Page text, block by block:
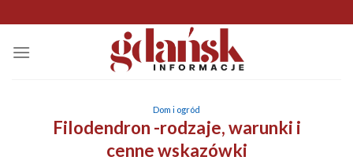
to
content
Dom i ogród
Filodendron -rodzaje, warunki i
cenne wskazówki